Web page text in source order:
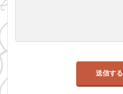
送信する